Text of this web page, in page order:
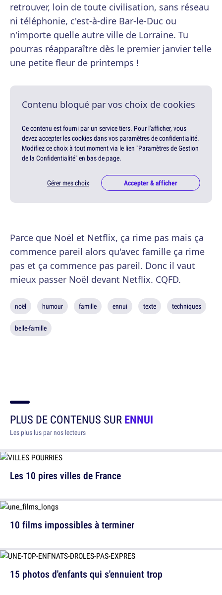
retrouver, loin de toute civilisation, sans réseau
ni téléphonie, c'est-à-dire Bar-le-Duc ou
n'importe quelle autre ville de Lorraine. Tu
pourras réapparaître dès le premier janvier telle
une petite fleur de printemps !
Contenu bloqué par vos choix de cookies
Ce contenu est fourni par un service tiers. Pour l'afficher, vous
devez accepter les cookies dans vos paramètres de confidentialité.
Modifiez ce choix à tout moment via le lien "Paramètres de Gestion
de la Confidentialité" en bas de page.
Gérer mes choix Accepter & afficher
Parce que Noël et Netflix, ça rime pas mais ça
commence pareil alors qu'avec famille ça rime
pas et ça commence pas pareil. Donc il vaut
mieux passer Noël devant Netflix. CQFD.
noël humour famille ennui texte techniques
belle-famille
PLUS DE CONTENUS SURENNUI
Les plus lus par nos lecteurs
Les 10 pires villes de France
15 photos d'enfants qui s'ennuient trop
10 films impossibles à terminer